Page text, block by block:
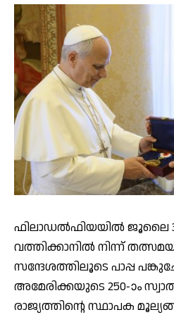
ഫിലാഡൽഫിയയിൽ ജൂലൈ
വത്തിക്കാനിൽ നിന്ന്
സന്ദേശത്തിലൂടെ പാപ്പ
അമേരിക്കയുടെ 250-ാം
രാജ്യത്തിന്റെ സ്ഥാപക